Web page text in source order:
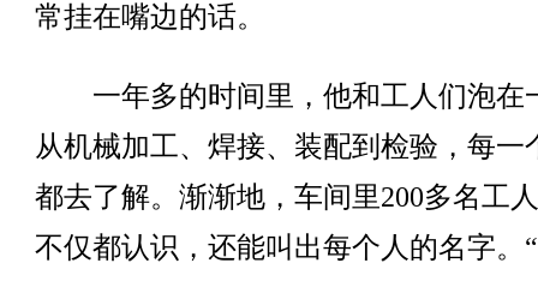
常挂在嘴边的话。
一年多的时间里，他和工人们泡在
从机械加工、焊接、装配到检验，每一
都去了解。渐渐地，车间里200多名工
不仅都认识，还能叫出每个人的名字。